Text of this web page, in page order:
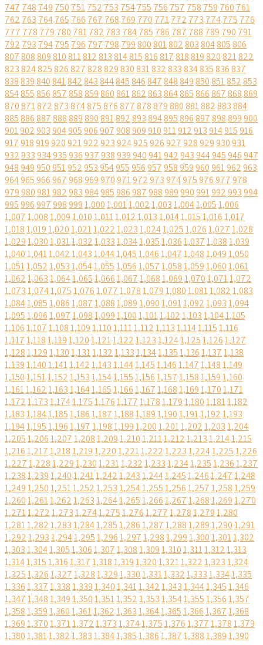
747 748 749 750 751752 753 754755 756 757 758 759 760 761
762 763 764765 766 767 768 769 770 771772 773 774775 776
777 778 779 780 781782 783 784785 786 787 788 789 790 791
792 793 794795 796 797 798 799800801802803804805806
807808809810811812813814815816817818819820821822
823824825826827828829830831832833834835836837
838839840841842843844845846847848849850851852853
854855856857858859860861862863864865866867868869
870871872873874875876877878879880881882883884
885886887888889890891892893894895896897898899900
901902903904905906907908909910911912913914915916
917918919920921922923924925926927928929930931
932933934935936937938939940941942943944945946947
948949950951952953954955956957958959960961962963
964965966967968969970971972973974975976977978
979980981982983984985986987988989990991992993994
9959969979989991,0001,0011,0021,0031,0041,0051,006
1,0071,0081,0091,0101,0111,0121,0131,0141,0151,0161,017
1,0181,0191,0201,0211,0221,0231,0241,0251,0261,0271,028
1,0291,0301,0311,0321,0331,0341,0351,0361,0371,0381,039
1,0401,0411,0421,0431,0441,0451,0461,0471,0481,0491,050
1,0511,0521,0531,0541,0551,0561,0571,0581,0591,0601,061
1,0621,0631,0641,0651,0661,0671,0681,0691,0701,0711,072
1,0731,0741,0751,0761,0771,0781,0791,0801,0811,0821,083
1,0841,0851,0861,0871,0881,0891,0901,0911,0921,0931,094
1,0951,0961,0971,0981,0991,1001,1011,1021,1031,1041,105
1,1061,1071,1081,1091,1101,1111,1121,1131,1141,1151,116
1,1171,1181,1191,1201,1211,1221,1231,1241,1251,1261,127
1,1281,1291,1301,1311,1321,1331,1341,1351,1361,1371,138
1,1391,1401,1411,1421,1431,1441,1451,1461,1471,1481,149
1,1501,1511,1521,1531,1541,1551,1561,1571,1581,1591,160
1,1611,1621,1631,1641,1651,1661,1671,1681,1691,1701,171
1,1721,1731,1741,1751,1761,1771,1781,1791,1801,1811,182
1,1831,1841,1851,1861,1871,1881,1891,1901,1911,1921,193
1,1941,1951,1961,1971,1981,1991,2001,2011,2021,2031,204
1,2051,2061,2071,2081,2091,2101,2111,2121,2131,2141,215
1,2161,2171,2181,2191,2201,2211,2221,2231,2241,2251,226
1,2271,2281,2291,2301,2311,2321,2331,2341,2351,2361,237
1,2381,2391,2401,2411,2421,2431,2441,2451,2461,2471,248
1,2491,2501,2511,2521,2531,2541,2551,2561,2571,2581,259
1,2601,2611,2621,2631,2641,2651,2661,2671,2681,2691,270
1,2711,2721,2731,2741,2751,2761,2771,2781,2791,280
1,2811,2821,2831,2841,2851,2861,2871,2881,2891,2901,291
1,2921,2931,2941,2951,2961,2971,2981,2991,3001,3011,302
1,3031,3041,3051,3061,3071,3081,3091,3101,3111,3121,313
1,3141,3151,3161,3171,3181,3191,3201,3211,3221,3231,324
1,3251,3261,3271,3281,3291,3301,3311,3321,3331,3341,335
1,3361,3371,3381,3391,3401,3411,3421,3431,3441,3451,346
1,3471,3481,3491,3501,3511,3521,3531,3541,3551,3561,357
1,3581,3591,3601,3611,3621,3631,3641,3651,3661,3671,368
1,3691,3701,3711,3721,3731,3741,3751,3761,3771,3781,379
1,3801,3811,3821,3831,3841,3851,3861,3871,3881,3891,390